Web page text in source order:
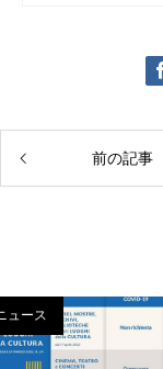
前の記事
ュース